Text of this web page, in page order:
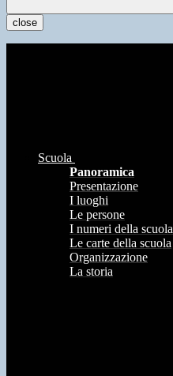
close
Scuola
Panoramica
Presentazione
I luoghi
Le persone
I numeri della scuola
Le carte della scuola
Organizzazione
La storia